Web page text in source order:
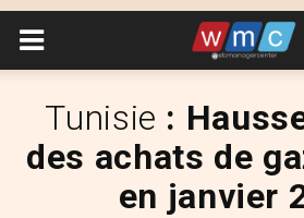
Tunisie :
des achats de
en janvier